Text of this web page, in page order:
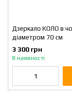
Дзеркало КОЛО в
діаметром 70 см
3 300 грн
В наявності